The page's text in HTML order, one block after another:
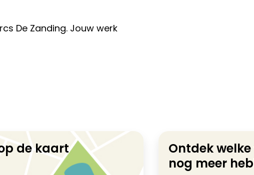
De Zanding. Jouw werk
de kaart
Ontdek
nog meer